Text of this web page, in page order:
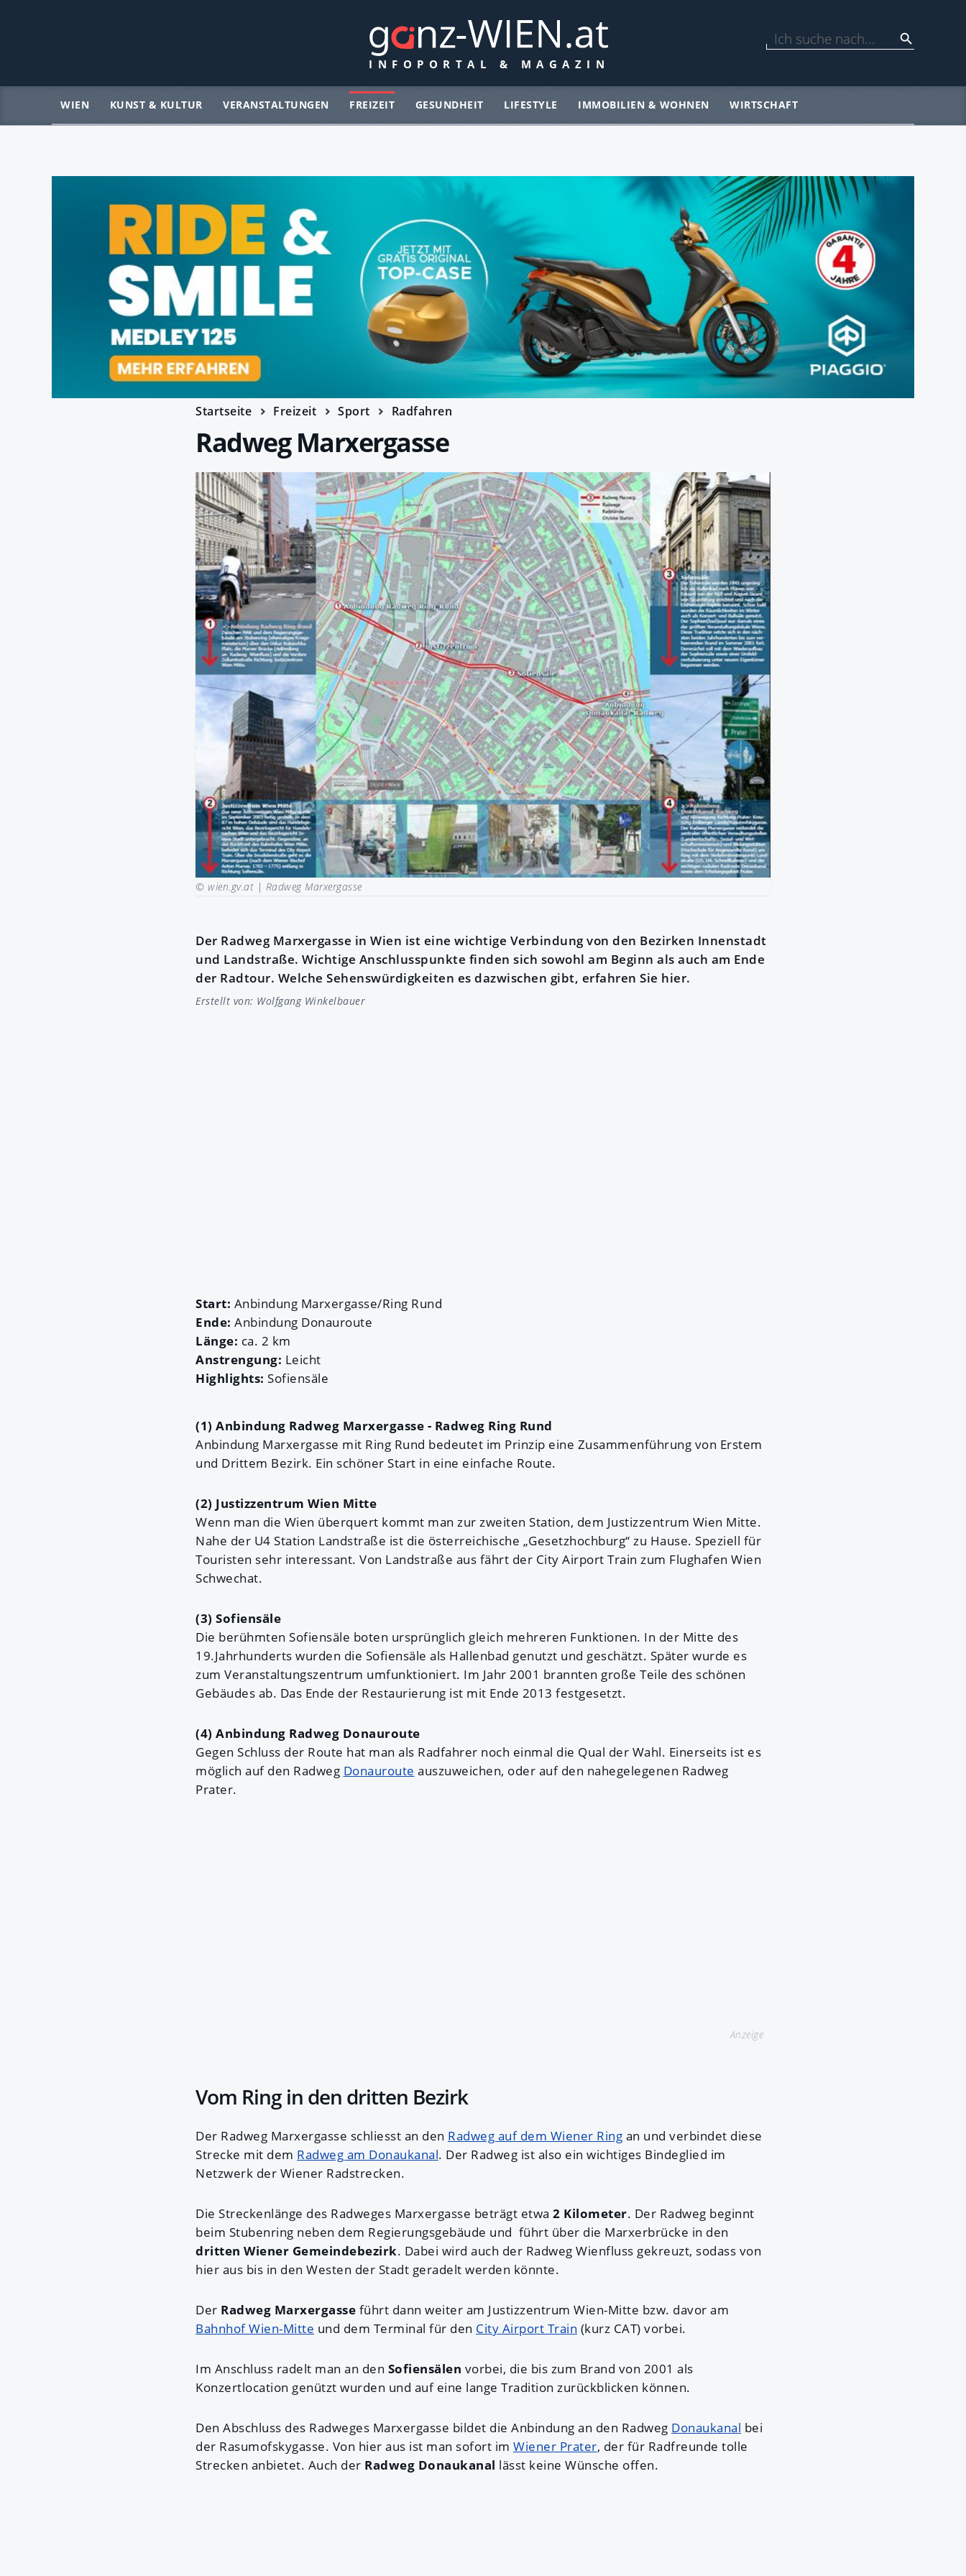
WIEN KUNST & KULTUR VERANSTALTUNGEN FREIZEIT GESUNDHEIT LIFESTYLE IMMOBILIEN & WOHNEN WIRTSCHAFT
Startseite Freizeit Sport Radfahren
Radweg Marxergasse
© wien.gv.at | Radweg Marxergasse
Der Radweg Marxergasse in Wien ist eine wichtige Verbindung von den Bezirken Innenstadt
und Landstraße. Wichtige Anschlusspunkte finden sich sowohl am Beginn als auch am Ende
der Radtour. Welche Sehenswürdigkeiten es dazwischen gibt, erfahren Sie hier.
Erstellt von: Wolfgang Winkelbauer
Start: Anbindung Marxergasse/Ring Rund
Ende: Anbindung Donauroute
Länge: ca. 2 km
Anstrengung: Leicht
Highlights: Sofiensäle
(1) Anbindung Radweg Marxergasse - Radweg Ring Rund
Anbindung Marxergasse mit Ring Rund bedeutet im Prinzip eine Zusammenführung von Erstem
und Drittem Bezirk. Ein schöner Start in eine einfache Route.
(2) Justizzentrum Wien Mitte
Wenn man die Wien überquert kommt man zur zweiten Station, dem Justizzentrum Wien Mitte.
Nahe der U4 Station Landstraße ist die österreichische „Gesetzhochburg“ zu Hause. Speziell für
Touristen sehr interessant. Von Landstraße aus fährt der City Airport Train zum Flughafen Wien
Schwechat.
(3) Sofiensäle
Die berühmten Sofiensäle boten ursprünglich gleich mehreren Funktionen. In der Mitte des
19.Jahrhunderts wurden die Sofiensäle als Hallenbad genutzt und geschätzt. Später wurde es
zum Veranstaltungszentrum umfunktioniert. Im Jahr 2001 brannten große Teile des schönen
Gebäudes ab. Das Ende der Restaurierung ist mit Ende 2013 festgesetzt.
(4) Anbindung Radweg Donauroute
Gegen Schluss der Route hat man als Radfahrer noch einmal die Qual der Wahl. Einerseits ist es
möglich auf den Radweg Donauroute auszuweichen, oder auf den nahegelegenen Radweg
Prater.
Anzeige
Vom Ring in den dritten Bezirk
Der Radweg Marxergasse schliesst an den Radweg auf dem Wiener Ring an und verbindet diese
Strecke mit dem Radweg am Donaukanal. Der Radweg ist also ein wichtiges Bindeglied im
Netzwerk der Wiener Radstrecken.
Die Streckenlänge des Radweges Marxergasse beträgt etwa 2 Kilometer. Der Radweg beginnt
beim Stubenring neben dem Regierungsgebäude und führt über die Marxerbrücke in den
dritten Wiener Gemeindebezirk. Dabei wird auch der Radweg Wienfluss gekreuzt, sodass von
hier aus bis in den Westen der Stadt geradelt werden könnte.
Der Radweg Marxergasse führt dann weiter am Justizzentrum Wien-Mitte bzw. davor am
Bahnhof Wien-Mitte und dem Terminal für den City Airport Train (kurz CAT) vorbei.
Im Anschluss radelt man an den Sofiensälen vorbei, die bis zum Brand von 2001 als
Konzertlocation genützt wurden und auf eine lange Tradition zurückblicken können.
Den Abschluss des Radweges Marxergasse bildet die Anbindung an den Radweg Donaukanal bei
der Rasumofskygasse. Von hier aus ist man sofort im Wiener Prater, der für Radfreunde tolle
Strecken anbietet. Auch der Radweg Donaukanal lässt keine Wünsche offen.